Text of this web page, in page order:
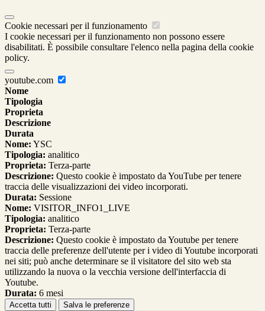
Cookie necessari per il funzionamento
I cookie necessari per il funzionamento non possono essere
disabilitati. È possibile consultare l'elenco nella pagina della cookie
policy.
youtube.com
Nome
Tipologia
Proprieta
Descrizione
Durata
Nome: YSC
Tipologia: analitico
Proprieta: Terza-parte
Descrizione: Questo cookie è impostato da YouTube per tenere
traccia delle visualizzazioni dei video incorporati.
Durata: Sessione
Nome: VISITOR_INFO1_LIVE
Tipologia: analitico
Proprieta: Terza-parte
Descrizione: Questo cookie è impostato da Youtube per tenere
traccia delle preferenze dell'utente per i video di Youtube incorporati
nei siti; può anche determinare se il visitatore del sito web sta
utilizzando la nuova o la vecchia versione dell'interfaccia di
Youtube.
Durata: 6 mesi
Accetta tutti Salva le preferenze